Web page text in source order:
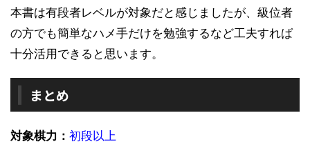
本書は有段者レベルが対象だと感じましたが、級位者
の方でも簡単なハメ手だけを勉強するなど工夫すれば
十分活用できると思います。
まとめ
対象棋力： 初段以上